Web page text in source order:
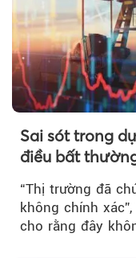
Sai sót trong
điều bất
“Thị trường đã
không chính
cho rằng đây